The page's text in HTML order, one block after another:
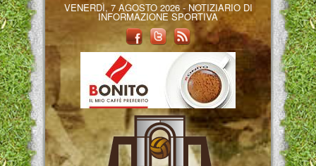
VENERDÌ, 7 AGOSTO 2026 - NOTIZIARIO DI
INFORMAZIONE SPORTIVA